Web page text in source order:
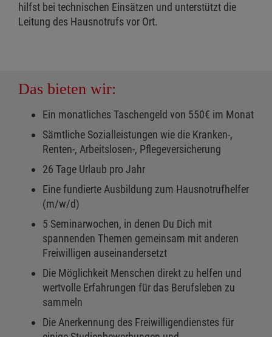
hilfst bei technischen Einsätzen und unterstützt die
Leitung des Hausnotrufs vor Ort.
Das bieten wir:
Ein monatliches Taschengeld von 550€ im Monat
Sämtliche Sozialleistungen wie die Kranken-,
Renten-, Arbeitslosen-, Pflegeversicherung
26 Tage Urlaub pro Jahr
Eine fundierte Ausbildung zum Hausnotrufhelfer
(m/w/d)
5 Seminarwochen, in denen Du Dich mit
spannenden Themen gemeinsam mit anderen
Freiwilligen auseinandersetzt
Die Möglichkeit Menschen direkt zu helfen und
wertvolle Erfahrungen für das Berufsleben zu
sammeln
Die Anerkennung des Freiwilligendienstes für